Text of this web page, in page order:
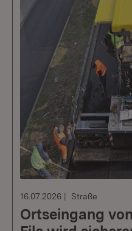
16.07.2026 Straße
Ortseingang